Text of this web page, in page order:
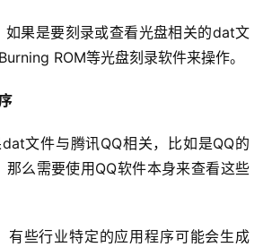
如果是要刻录或查看光盘相关的dat文
ROM等光盘刻录软件来操作。
dat文件与腾讯QQ相关，比如是QQ的
那么需要使用QQ软件本身来查看这些
有些行业特定的应用程序可能会生成